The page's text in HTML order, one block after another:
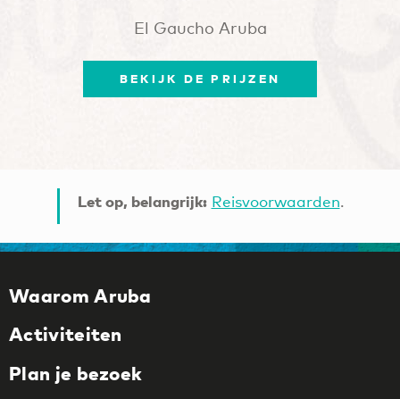
El Gaucho Aruba
BEKIJK DE PRIJZEN
Let op, belangrijk: Reisvoorwaarden.
Waarom Aruba
Activiteiten
Plan je bezoek